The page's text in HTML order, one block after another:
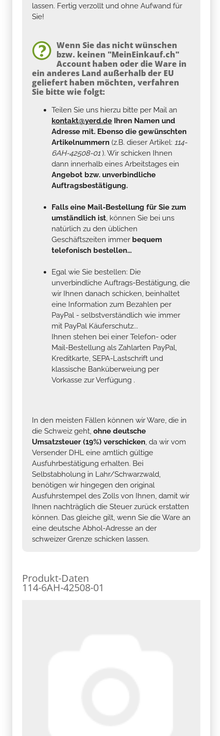
lassen. Fertig verzollt und ohne Aufwand für
Sie!
Wenn Sie das nicht wünschen
bzw. keinen "MeinEinkauf.ch"
Account haben oder die Ware in
ein anderes Land außerhalb der EU
geliefert haben möchten, verfahren
Sie bitte wie folgt:
Teilen Sie uns hierzu bitte per Mail an
kontakt@yerd.de Ihren Namen und
Adresse mit. Ebenso die gewünschten
Artikelnummern (z.B. dieser Artikel: 114-
6AH-42508-01). Wir schicken Ihnen
dann innerhalb eines Arbeitstages ein
Angebot bzw. unverbindliche
Auftragsbestätigung.
Falls eine Mail-Bestellung für Sie zum
umständlich ist, können Sie bei uns
natürlich zu den üblichen
Geschäftszeiten immer bequem
telefonisch bestellen...
Egal wie Sie bestellen: Die
unverbindliche Auftrags-Bestätigung, die
wir Ihnen danach schicken, beinhaltet
eine Information zum Bezahlen per
PayPal - selbstverständlich wie immer
mit PayPal Käuferschutz...
Ihnen stehen bei einer Telefon- oder
Mail-Bestellung als Zahlarten PayPal,
Kreditkarte, SEPA-Lastschrift und
klassische Banküberweiung per
Vorkasse zur Verfügung .
In den meisten Fällen können wir Ware, die in
die Schweiz geht, ohne deutsche
Umsatzsteuer (19%) verschicken, da wir vom
Versender DHL eine amtlich gültige
Ausfuhrbestätigung erhalten. Bei
Selbstabholung in Lahr/Schwarzwald,
benötigen wir hingegen den original
Ausfuhrstempel des Zolls von Ihnen, damit wir
Ihnen nachträglich die Steuer zurück erstatten
können. Das gleiche gilt, wenn Sie die Ware an
eine deutsche Abhol-Adresse an der
schweizer Grenze schicken lassen.
Produkt-Daten
114-6AH-42508-01